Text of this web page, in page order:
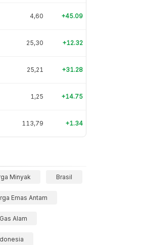
4,60 +45.09
25,30 +12.32
25,21 +31.28
1,25 +14.75
113,79 +1.34
Minyak Brasil
Emas Antam
Alam